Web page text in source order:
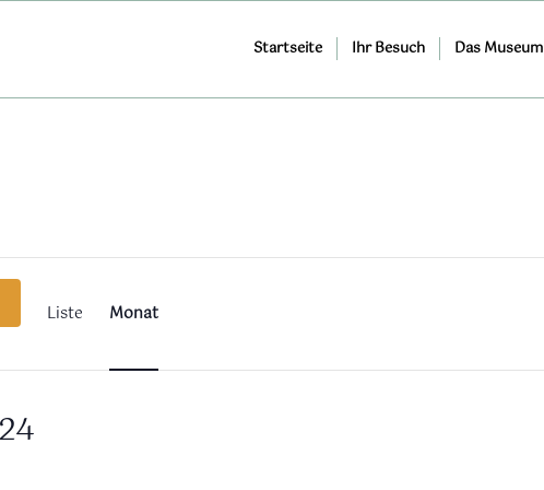
Startseite Ihr Besuch Das Museum
Veranstaltung
Navigation
Liste Monat